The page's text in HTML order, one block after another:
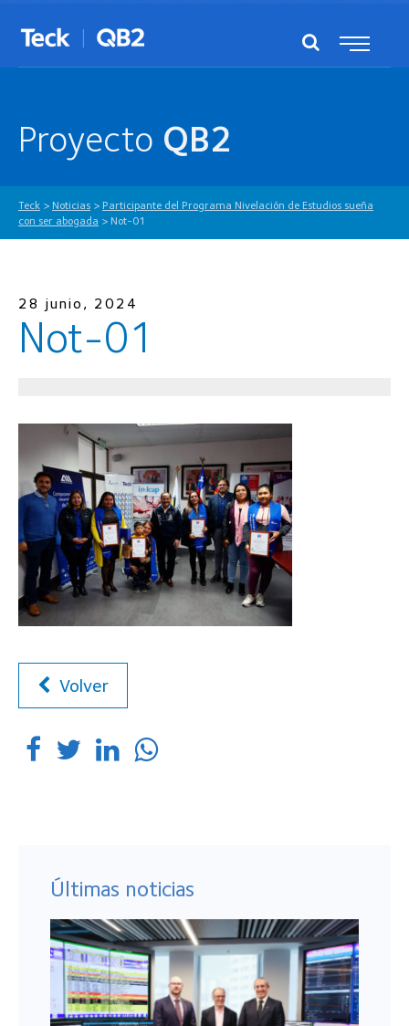
Proyecto QB2
Teck > Noticias > Participante del Programa Nivelación de Estudios sueña
con ser abogada > Not-01
28 junio, 2024
Not-01
Volver
Últimas noticias